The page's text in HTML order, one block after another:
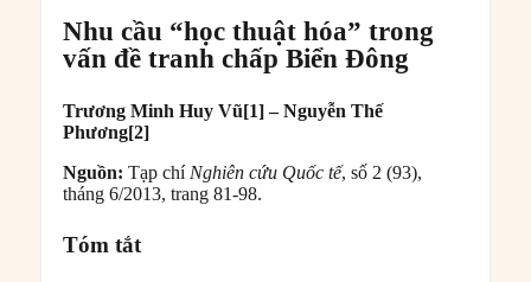
Nhu cầu “học thuật hóa” trong
vấn đề tranh chấp Biển Đông
Trương Minh Huy Vũ[1] – Nguyễn Thế
Phương[2]
Nguồn: Tạp chí Nghiên cứu Quốc tế, số 2 (93),
tháng 6/2013, trang 81-98.
Tóm tắt